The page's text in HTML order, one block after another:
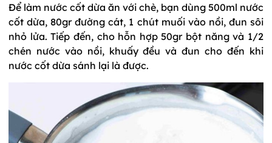
Để làm nước cốt dừa ăn với chè, bạn dùng 500ml nước
cốt dừa, 80gr đường cát, 1 chút muối vào nồi, đun sôi
nhỏ lửa. Tiếp đến, cho hỗn hợp 50gr bột năng và 1/2
chén nước vào nồi, khuấy đều và đun cho đến khi
nước cốt dừa sánh lại là được.